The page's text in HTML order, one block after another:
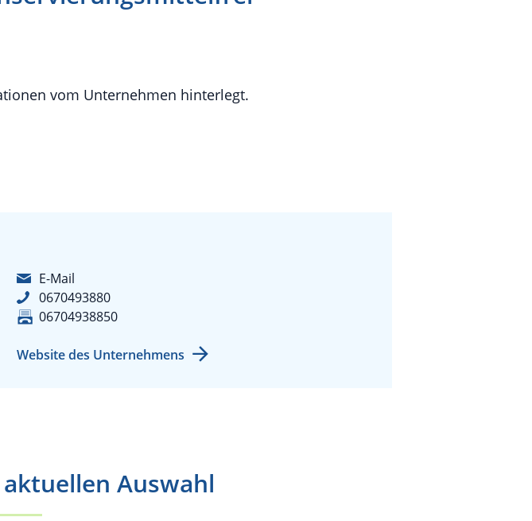
vom Unternehmen hinterlegt.
E-Mail
0670493880
06704938850
Website des Unternehmens
Auswahl